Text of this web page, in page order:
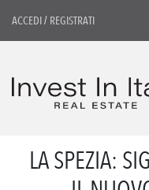
ACCEDI/ REGISTRATI
LA SPEZIA: